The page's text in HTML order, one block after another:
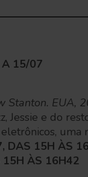
A 15/07
Stanton. EUA,
Jessie e do
uma
DAS 15H ÀS
15H ÀS 16H42